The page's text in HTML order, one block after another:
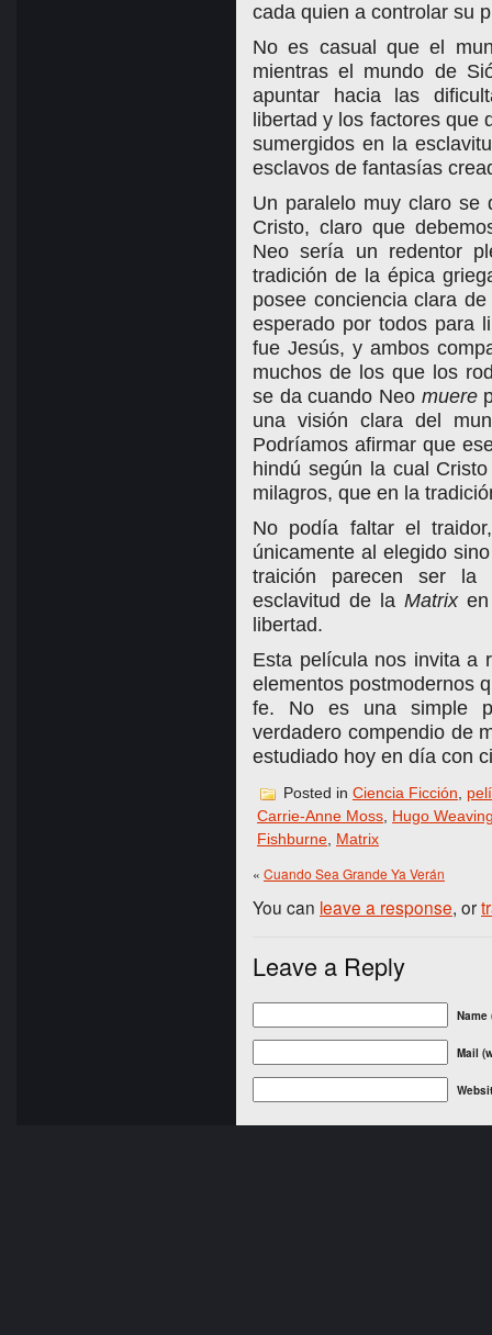
cada quien a controlar su
No es casual que el
mientras el mundo de
apuntar hacia las
libertad y los factores que
sumergidos en la
esclavos de fantasías
Un paralelo muy claro
Cristo, claro que
Neo sería un redentor
tradición de la épica
posee conciencia clara
esperado por todos para
fue Jesús, y ambos
muchos de los que los
se da cuando Neo muere
una visión clara del
Podríamos afirmar que
hindú según la cual
milagros, que en la
No podía faltar el
únicamente al elegido
traición parecen ser la
esclavitud de la Matrix
libertad.
Esta película nos invita a
elementos postmodernos
fe. No es una simple
verdadero compendio de
estudiado hoy en día con
Posted in Ciencia Ficción
Carrie-Anne Moss, Hugo
Fishburne, Matrix
« Cuando Sea Grande Ya Verán
You can leave a response, or
Leave a Reply
Name
Mail